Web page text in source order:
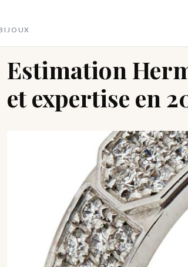
Accueil
Estimation
et expertise en